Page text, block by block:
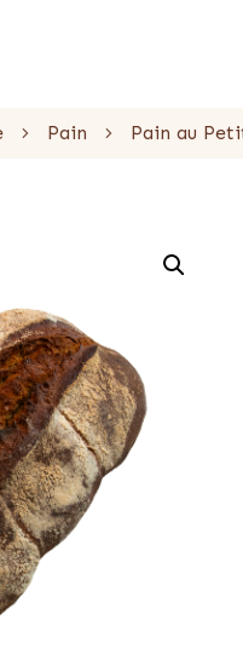
Pain Pain au